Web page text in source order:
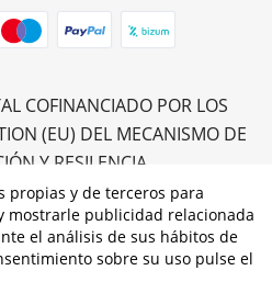
propias y de terceros para
mostrarle publicidad relacionada
el análisis de sus hábitos de
sobre su uso pulse el
COFINANCIADO POR LOS
(EU) DEL MECANISMO DE
Y RESILENCIA